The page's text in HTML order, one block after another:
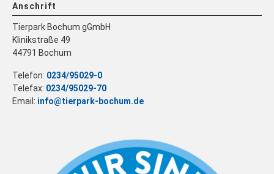
Anschrift
Tierpark Bochum gGmbH
Klinikstraße 49
44791 Bochum
Telefon: 0234/95029-0
Telefax: 0234/95029-70
Email: info@tierpark-bochum.de